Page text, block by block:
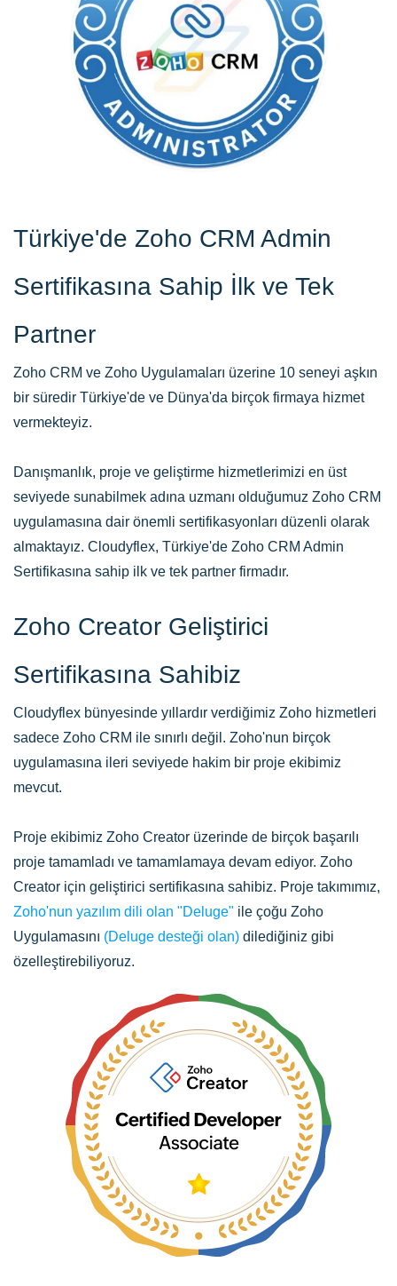
Türkiye'de Zoho CRM Admin
Sertifikasına Sahip İlk ve Tek
Partner
Zoho CRM ve Zoho Uygulamaları üzerine 10 seneyi aşkın
bir süredir Türkiye'de ve Dünya'da birçok firmaya hizmet
vermekteyiz.
Danışmanlık, proje ve geliştirme hizmetlerimizi en üst
seviyede sunabilmek adına uzmanı olduğumuz Zoho CRM
uygulamasına dair önemli sertifikasyonları düzenli olarak
almaktayız. Cloudyflex, Türkiye'de Zoho CRM Admin
Sertifikasına sahip ilk ve tek partner firmadır.
Zoho Creator Geliştirici
Sertifikasına Sahibiz
Cloudyflex bünyesinde yıllardır verdiğimiz Zoho hizmetleri
sadece Zoho CRM ile sınırlı değil. Zoho'nun birçok
uygulamasına ileri seviyede hakim bir proje ekibimiz
mevcut.
Proje ekibimiz Zoho Creator üzerinde de birçok başarılı
proje tamamladı ve tamamlamaya devam ediyor. Zoho
Creator için geliştirici sertifikasına sahibiz. Proje takımımız,
Zoho'nun yazılım dili olan "Deluge" ile çoğu Zoho
Uygulamasını (Deluge desteği olan) dilediğiniz gibi
özelleştirebiliyoruz.